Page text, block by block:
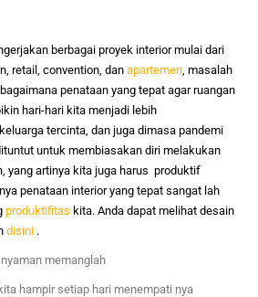
berbagai proyek interior mulai dari
retail, convention, danapartemen , masalah
penataan yang tepat agar ruangan
hari-hari kita menjadi lebih
tercinta, dan juga dimasa pandemi
untuk membiasakan diri melakukan
yang artinya kita juga harus produktif
penataan interior yang tepat sangat lah
produktifitas kita. Anda dapat melihat desain
disini .
memanglah
hampir setiap hari menempati nya